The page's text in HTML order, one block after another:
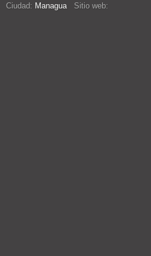
Ciudad: Managua Sitio web: